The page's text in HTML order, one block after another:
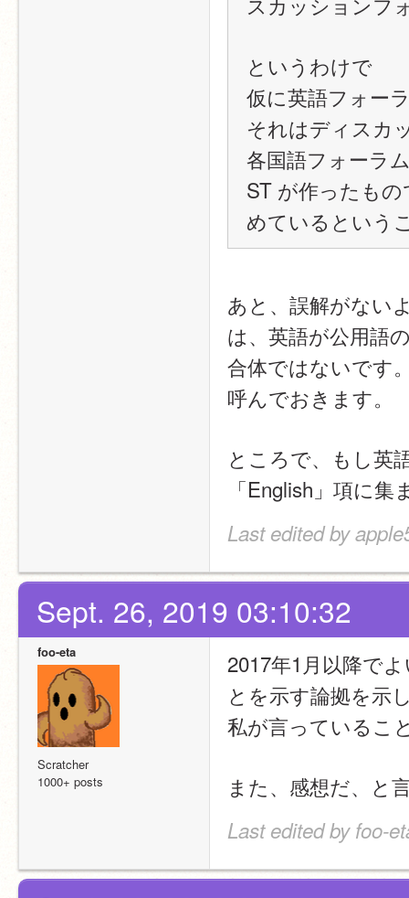
というわけで
仮に英語フォー
それはディスカ
各国語フォーラ
ST が作ったも
めているという
あと、誤解がない
は、英語が公用語
合体ではないです
呼んでおきます。
ところで、もし英
「English」項に
Last edited by
Sept. 26, 2019 03:10:32
foo-eta
Scratcher
1000+ posts
2017年1月以降で
とを示す論拠を示
私が言っているこ
また、感想だ、と
Last edited by foo-